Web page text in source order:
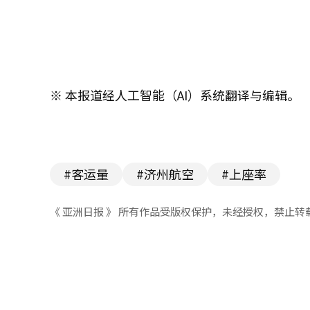
※ 本报道经人工智能（AI）系统翻译与编辑。
#客运量 #济州航空 #上座率
《 亚洲日报 》 所有作品受版权保护，未经授权，禁止转